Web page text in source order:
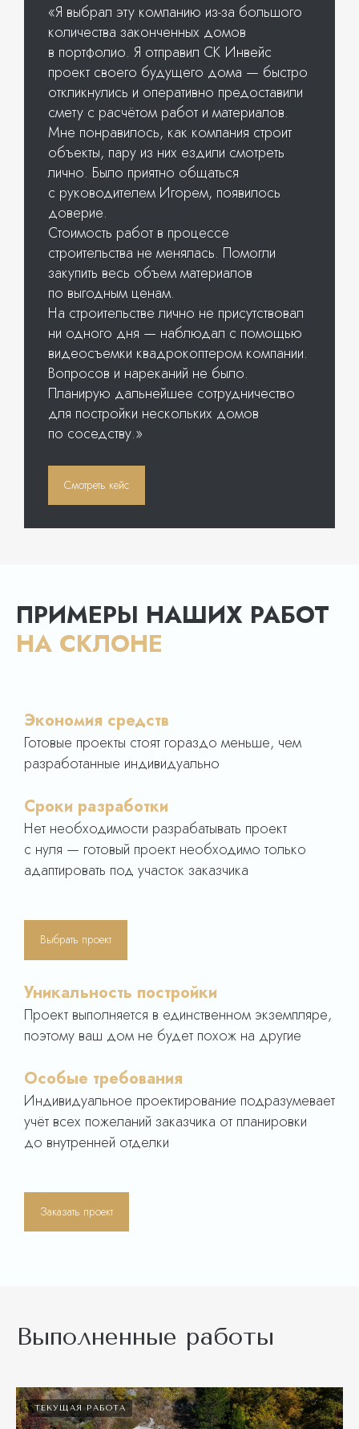
«Я выбрал эту компанию из-за большого
количества законченных домов
в портфолио. Я отправил СК Инвейс
проект своего будущего дома — быстро
откликнулись и оперативно предоставили
смету с расчётом работ и материалов.
Мне понравилось, как компания строит
объекты, пару из них ездили смотреть
лично. Было приятно общаться
с руководителем Игорем, появилось
доверие.
Стоимость работ в процессе
строительства не менялась. Помогли
закупить весь объем материалов
по выгодным ценам.
На строительстве лично не присутствовал
ни одного дня — наблюдал с помощью
видеосъемки квадрокоптером компании.
Вопросов и нареканий не было.
Планирую дальнейшее сотрудничество
для постройки нескольких домов
по соседству.»
Смотреть кейс
ПРИМЕРЫ НАШИХ РАБОТ
НА СКЛОНЕ
Экономия средств
Готовые проекты стоят гораздо меньше, чем
разработанные индивидуально
Сроки разработки
Нет необходимости разрабатывать проект
с нуля — готовый проект необходимо только
адаптировать под участок заказчика
Выбрать проект
Уникальность постройки
Проект выполняется в единственном экземпляре,
поэтому ваш дом не будет похож на другие
Особые требования
Индивидуальное проектирование подразумевает
учёт всех пожеланий заказчика от планировки
до внутренней отделки
Заказать проект
Выполненные работы
ТЕКУЩАЯ РАБОТА